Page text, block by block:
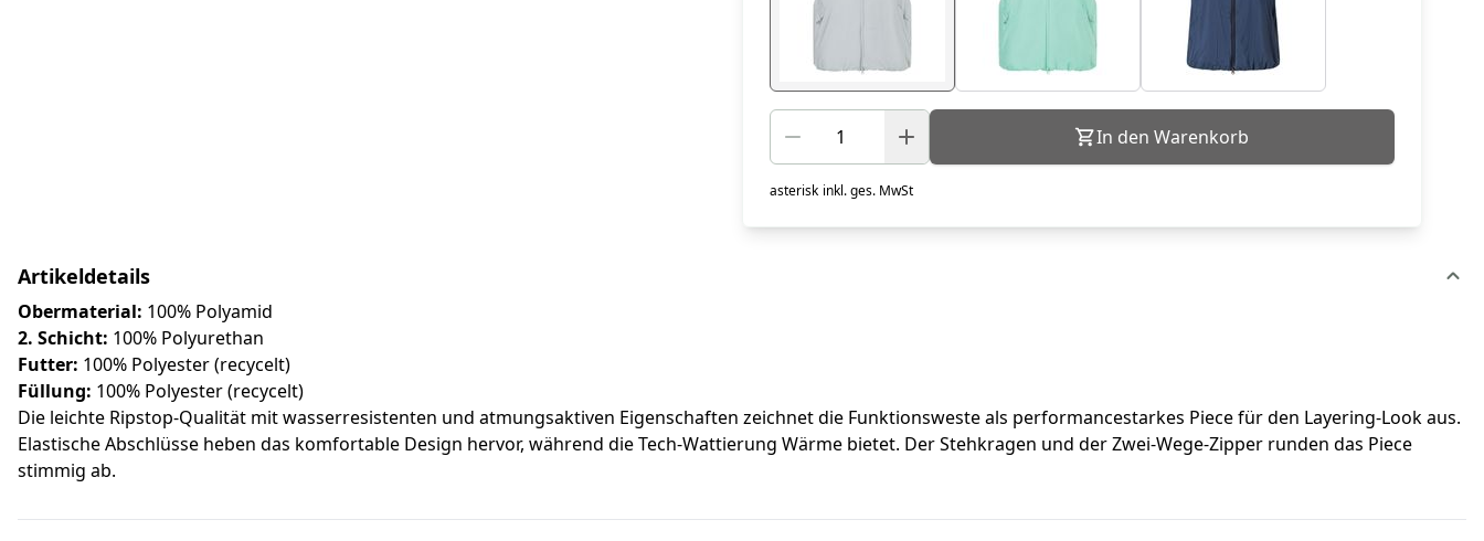
In den Warenkorb
asterisk inkl. ges. MwSt
Artikeldetails
Obermaterial: 100% Polyamid
2. Schicht: 100% Polyurethan
Futter: 100% Polyester (recycelt)
Füllung: 100% Polyester (recycelt)
Die leichte Ripstop-Qualität mit wasserresistenten und atmungsaktiven Eigenschaften zeichnet die Funktionsweste als performancestarkes Piece für den Layering-Look aus.
Elastische Abschlüsse heben das komfortable Design hervor, während die Tech-Wattierung Wärme bietet. Der Stehkragen und der Zwei-Wege-Zipper runden das Piece
stimmig ab.